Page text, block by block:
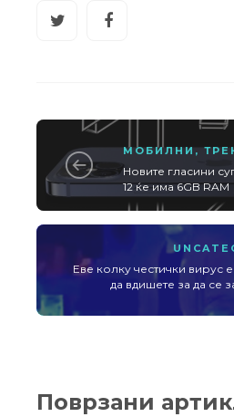
МОБИЛНИ,
Новите гласини
12 ќе има 6GB RAM
Еве колку честички вирус
да вдишете за да се
Поврзани